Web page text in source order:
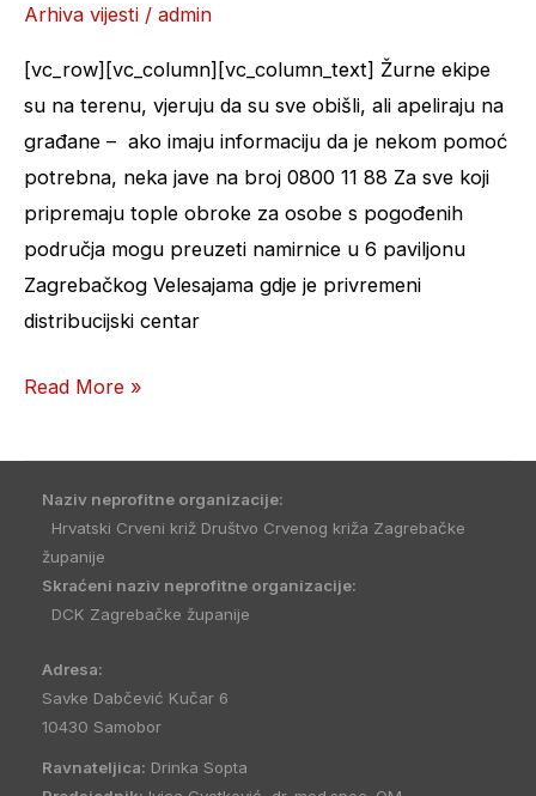
Arhiva vijesti / admin
[vc_row][vc_column][vc_column_text] Žurne ekipe
su na terenu, vjeruju da su sve obišli, ali apeliraju na
građane – ako imaju informaciju da je nekom pomoć
potrebna, neka jave na broj 0800 11 88 Za sve koji
pripremaju tople obroke za osobe s pogođenih
područja mogu preuzeti namirnice u 6 paviljonu
Zagrebačkog Velesajama gdje je privremeni
distribucijski centar
područjima
Read More »
Naziv neprofitne organizacije:
Hrvatski Crveni križ Društvo Crvenog križa Zagrebačke
županije
Skraćeni naziv neprofitne organizacije:
DCK Zagrebačke županije
Adresa:
Savke Dabčević Kučar 6
10430 Samobor
Ravnateljica: Drinka Sopta